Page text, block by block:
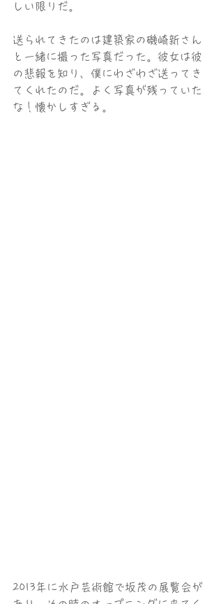
しい限りだ。
送られてきたのは建築家の磯崎新さん
と一緒に撮った写真だった。彼女は彼
の悲報を知り、僕にわざわざ送ってき
てくれたのだ。よく写真が残っていた
な！懐かしすぎる。
2013年に水戸芸術館で坂茂の展覧会が